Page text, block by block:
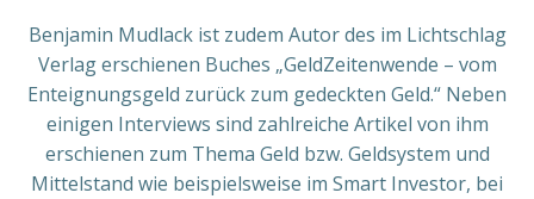
Benjamin Mudlack ist zudem Autor des im Lichtschlag
Verlag erschienen Buches „GeldZeitenwende – vom
Enteignungsgeld zurück zum gedeckten Geld.“ Neben
einigen Interviews sind zahlreiche Artikel von ihm
erschienen zum Thema Geld bzw. Geldsystem und
Mittelstand wie beispielsweise im Smart Investor, bei